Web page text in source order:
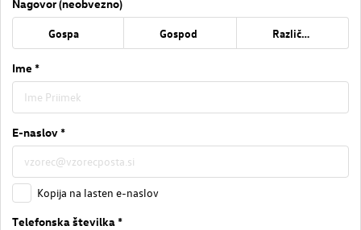
Nagovor (neobvezno)
Gospa Gospod Različno
Ime *
E-naslov *
Kopija na lasten e-naslov
Telefonska številka *